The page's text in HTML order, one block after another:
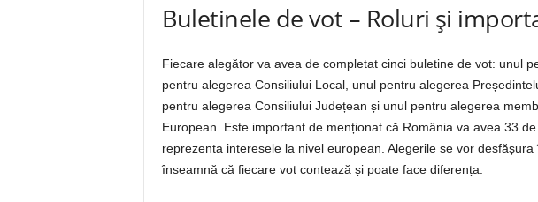
Buletinele de vot – Roluri și
Fiecare alegător va avea de completat cinci buletine de vot: unul
pentru alegerea Consiliului Local, unul pentru alegerea
pentru alegerea Consiliului Județean și unul pentru alegerea
European. Este important de menționat că România va avea 33
reprezenta interesele la nivel european. Alegerile se vor
înseamnă că fiecare vot contează și poate face diferența.